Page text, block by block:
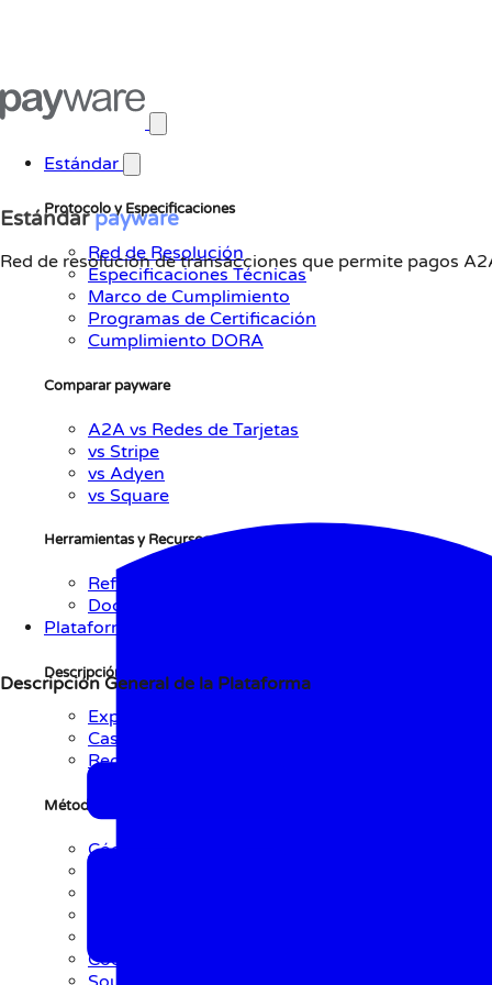
Estándar
Protocolo y Especificaciones
Red de Resolución
Especificaciones Técnicas
Marco de Cumplimiento
Programas de Certificación
Cumplimiento DORA
Comparar payware
A2A vs Redes de Tarjetas
vs Stripe
vs Adyen
vs Square
Herramientas y Recursos
Referencia API
Documentación
Plataforma
Descripción General de la Plataforma
Explorar Plataforma
Casos de Uso
Red
Métodos de Iniciación de Pago
Código QR
Código de Barras
Estándarpayware
Red de resolución de transacciones que permite pagos
Descripción General de la Plataforma